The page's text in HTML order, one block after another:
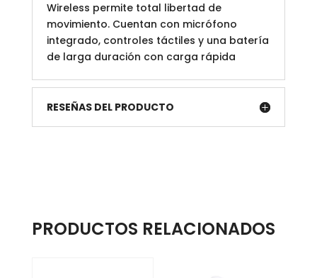
Wireless permite total libertad de
movimiento. Cuentan con micrófono
integrado, controles táctiles y una batería
de larga duración con carga rápida
RESEÑAS DEL PRODUCTO
PRODUCTOS RELACIONADOS